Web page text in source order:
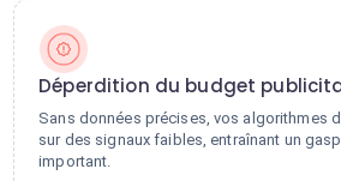
Déperdition du budget
Sans données précises, vos algorithmes
sur des signaux faibles, entraînant un
important.